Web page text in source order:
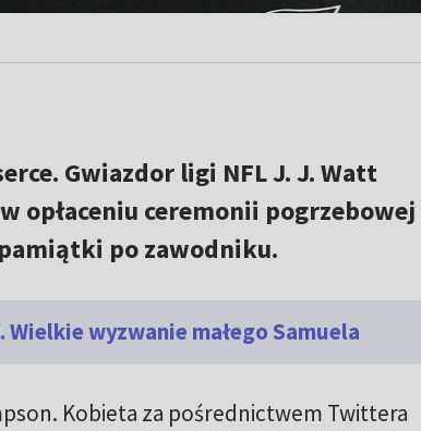
Gwiazdor ligi NFL J. J. Watt
opłaceniu ceremonii pogrzebowej
po zawodniku.
wyzwanie małego Samuela
Kobieta za pośrednictwem Twittera